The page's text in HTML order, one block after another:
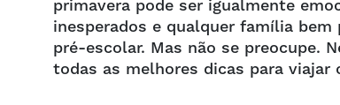
primavera pode ser igualmente
inesperados e qualquer família
pré-escolar. Mas não se preocupe.
todas as melhores dicas para viajar